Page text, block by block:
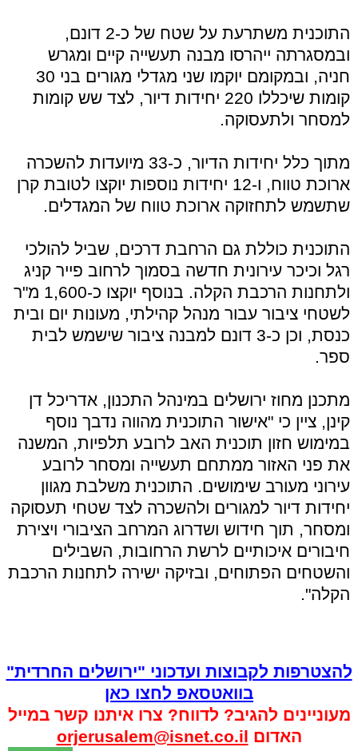
התוכנית משתרעת על שטח של כ-2 דונם,
ובמסגרתה ייהרסו מבנה תעשייה קיים ומגרש
חניה, ובמקומם יוקמו שני מגדלי מגורים בני 30
קומות שיכללו 220 יחידות דיור, לצד שש קומות
למסחר ולתעסוקה.
מתוך כלל יחידות הדיור, כ-33 מיועדות להשכרה
ארוכת טווח, ו-12 יחידות נוספות יוקצו לטובת קרן
שתשמש לתחזוקה ארוכת טווח של המגדלים.
התוכנית כוללת גם הרחבת דרכים, שביל להולכי
רגל וכיכר עירונית חדשה בסמוך לרחוב פייר קניג
ולתחנות הרכבת הקלה. בנוסף יוקצו כ-1,600 מ"ר
לשטחי ציבור עבור מנהל קהילתי, מעונות יום ובית
כנסת, וכן כ-3 דונם למבנה ציבור שישמש לבית
ספר.
מתכנן מחוז ירושלים במינהל התכנון, אדריכל דן
קינן, ציין כי "אישור התוכנית מהווה נדבך נוסף
במימוש חזון תוכנית האב לרובע תלפיות, המשנה
את פני האזור ממתחם תעשייה ומסחר לרובע
עירוני מעורב שימושים. התוכנית משלבת מגוון
יחידות דיור למגורים ולהשכרה לצד שטחי תעסוקה
ומסחר, תוך חידוש ושדרוג המרחב הציבורי ויצירת
חיבורים איכותיים לרשת הרחובות, השבילים
והשטחים הפתוחים, ובזיקה ישירה לתחנות הרכבת
הקלה".
להצטרפות לקבוצות ועדכוני "ירושלים החרדית"
בוואטסאפ לחצו כאן
מעוניינים להגיב? לדווח? צרו איתנו קשר במייל
האדום orjerusalem@isnet.co.il